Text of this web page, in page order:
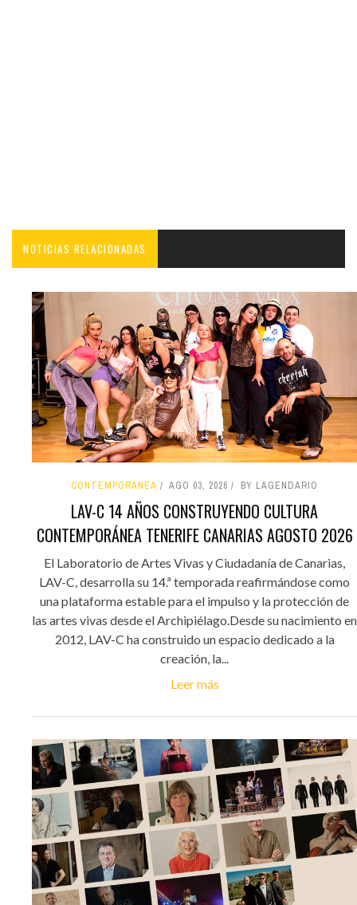
NOTICIAS RELACIONADAS
CONTEMPORÁNEA AGO 03, 2026 BY LAGENDARIO
LAV-C 14 AÑOS CONSTRUYENDO CULTURA
CONTEMPORÁNEA TENERIFE CANARIAS AGOSTO 2026
El Laboratorio de Artes Vivas y Ciudadanía de Canarias,
LAV-C, desarrolla su 14.ª temporada reafirmándose como
una plataforma estable para el impulso y la protección de
las artes vivas desde el Archipiélago.Desde su nacimiento en
2012, LAV-C ha construido un espacio dedicado a la
creación, la...
Leer más